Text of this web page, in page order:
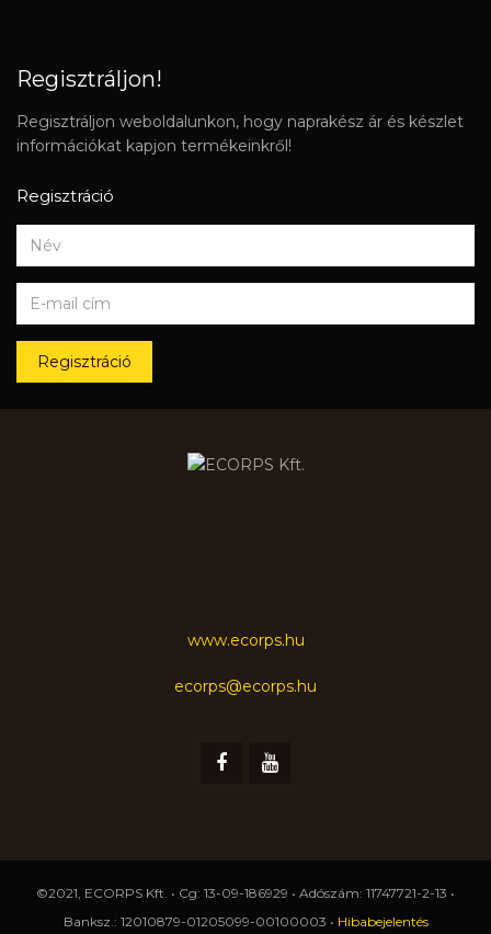
Regisztráljon!
Regisztráljon weboldalunkon, hogy naprakész ár és készlet
információkat kapjon termékeinkről!
Regisztráció
Regisztráció
www.ecorps.hu
ecorps@ecorps.hu
©2021, ECORPS Kft. • Cg: 13-09-186929 • Adószám: 11747721-2-13 •
Banksz.: 12010879-01205099-00100003 • Hibabejelentés